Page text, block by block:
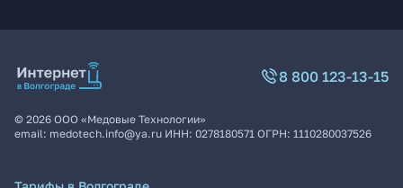
8 800 123-13-15
© 2026 ООО «Медовые Технологии»
email: medotech.info@ya.ru ИНН: 0278180571 ОГРН: 1110280037526